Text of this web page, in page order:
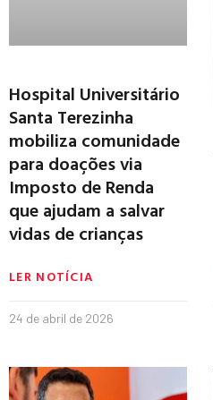
Hospital Universitário
Santa Terezinha
mobiliza comunidade
para doações via
Imposto de Renda
que ajudam a salvar
vidas de crianças
LER NOTÍCIA
24 de abril de 2026